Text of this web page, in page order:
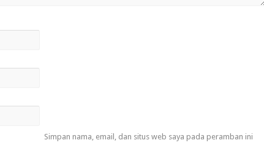
Simpan nama, email, dan situs web saya pada peramban ini